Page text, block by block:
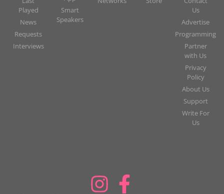
Played
News
Requests
Interviews
Smart
Speakers
Us
Advertise
Programming
Partner
with Us
Privacy
Policy
About Us
Support
Write For
Us